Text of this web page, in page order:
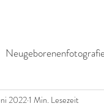
20221 Min. Lesezeit